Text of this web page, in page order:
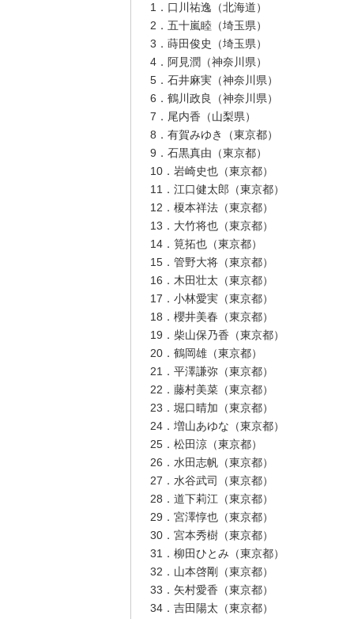
1．口川祐逸（北海道）
2．五十嵐睦（埼玉県）
3．蒔田俊史（埼玉県）
4．阿見潤（神奈川県）
5．石井麻実（神奈川県）
6．鶴川政良（神奈川県）
7．尾内香（山梨県）
8．有賀みゆき（東京都）
9．石黒真由（東京都）
10．岩崎史也（東京都）
11．江口健太郎（東京都）
12．榎本祥法（東京都）
13．大竹将也（東京都）
14．筧拓也（東京都）
15．管野大将（東京都）
16．木田壮太（東京都）
17．小林愛実（東京都）
18．櫻井美春（東京都）
19．柴山保乃香（東京都）
20．鶴岡雄（東京都）
21．平澤謙弥（東京都）
22．藤村美菜（東京都）
23．堀口晴加（東京都）
24．増山あゆな（東京都）
25．松田涼（東京都）
26．水田志帆（東京都）
27．水谷武司（東京都）
28．道下莉江（東京都）
29．宮澤惇也（東京都）
30．宮本秀樹（東京都）
31．柳田ひとみ（東京都）
32．山本啓剛（東京都）
33．矢村愛香（東京都）
34．吉田陽太（東京都）